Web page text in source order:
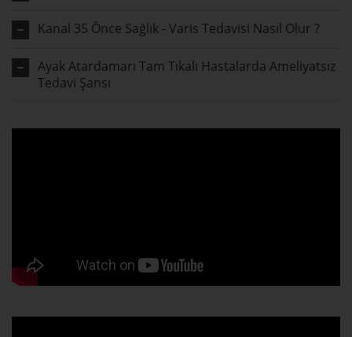
Kanal 35 Önce Sağlık - Varis Tedavisi Nasıl Olur ?
Ayak Atardamarı Tam Tıkalı Hastalarda Ameliyatsız
Tedavi Şansı